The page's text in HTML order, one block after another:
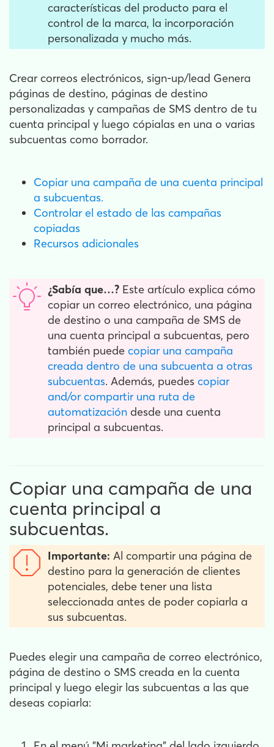
características del producto para el
control de la marca, la incorporación
personalizada y mucho más.
Crear correos electrónicos, sign-up/lead Genera
páginas de destino, páginas de destino
personalizadas y campañas de SMS dentro de tu
cuenta principal y luego cópialas en una o varias
subcuentas como borrador.
Copiar una campaña de una cuenta principal
a subcuentas.
Controlar el estado de las campañas
copiadas
Recursos adicionales
¿Sabía que…? Este artículo explica cómo
copiar un correo electrónico, una página
de destino o una campaña de SMS de
una cuenta principal a subcuentas, pero
también puede copiar una campaña
creada dentro de una subcuenta a otras
subcuentas. Además, puedes copiar
and/or compartir una ruta de
automatización desde una cuenta
principal a subcuentas.
Copiar una campaña de una
cuenta principal a
subcuentas.
Importante: Al compartir una página de
destino para la generación de clientes
potenciales, debe tener una lista
seleccionada antes de poder copiarla a
sus subcuentas.
Puedes elegir una campaña de correo electrónico,
página de destino o SMS creada en la cuenta
principal y luego elegir las subcuentas a las que
deseas copiarla: